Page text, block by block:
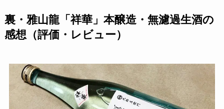
裏・雅山龍「祥華」本醸造・無濾過生酒の
感想（評価・レビュー）